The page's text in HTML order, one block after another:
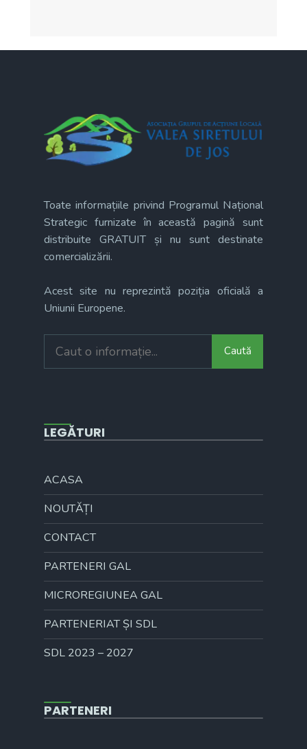
Toate informațiile privind Programul Național
Strategic furnizate în această pagină sunt
distribuite GRATUIT și nu sunt destinate
comercializării.
Acest site nu reprezintă poziția oficială a
Uniunii Europene.
for:
Caută
LEGĂTURI
ACASA
NOUTĂȚI
CONTACT
PARTENERI GAL
MICROREGIUNEA GAL
PARTENERIAT ȘI SDL
SDL 2023 – 2027
PARTENERI